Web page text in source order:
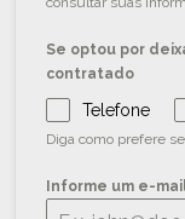
Se optou por
contratado
Telefone
Diga como prefere
Informe um e-